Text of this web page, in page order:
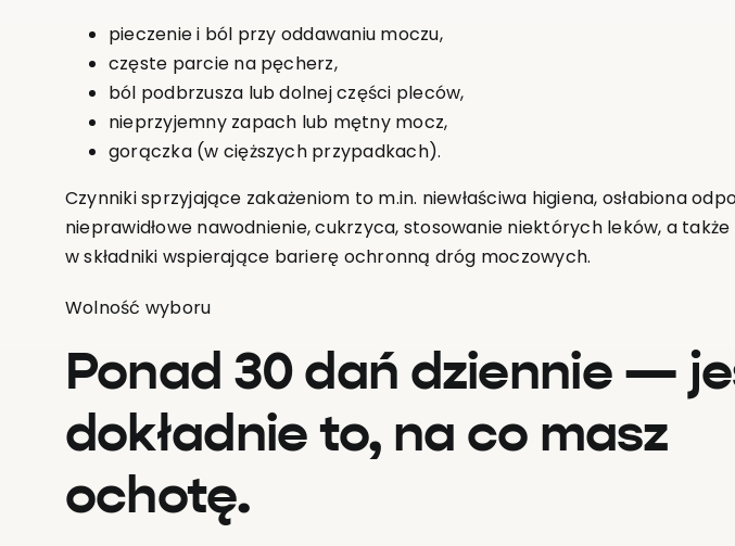
pieczenie i ból przy oddawaniu moczu,
częste parcie na pęcherz,
ból podbrzusza lub dolnej części pleców,
nieprzyjemny zapach lub mętny mocz,
gorączka (w cięższych przypadkach).
Czynniki sprzyjające zakażeniom to m.in. niewłaściwa higiena, osłabiona
nieprawidłowe nawodnienie, cukrzyca, stosowanie niektórych leków, a
w składniki wspierające barierę ochronną dróg moczowych.
Wolność wyboru
Ponad 30 dań dziennie —
dokładnie to, na co masz
ochotę.